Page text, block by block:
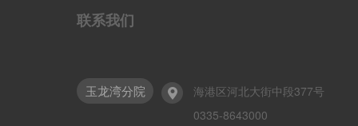
联系我们
玉龙湾分院
海港区河北大街中段377号
0335-8643000